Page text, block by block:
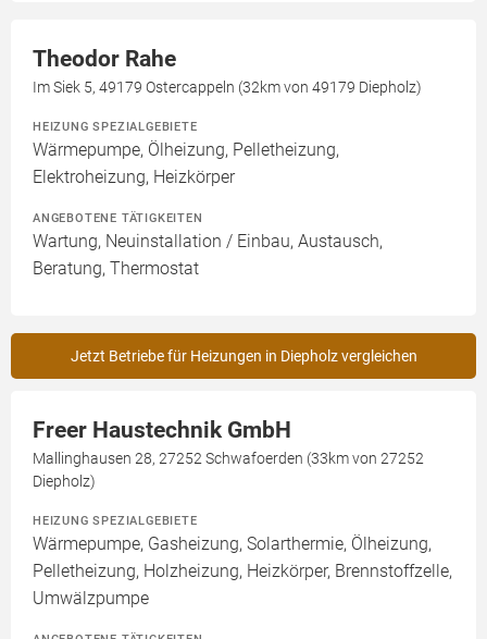
Theodor Rahe
Im Siek 5, 49179 Ostercappeln (32km von 49179 Diepholz)
HEIZUNG SPEZIALGEBIETE
Wärmepumpe, Ölheizung, Pelletheizung,
Elektroheizung, Heizkörper
ANGEBOTENE TÄTIGKEITEN
Wartung, Neuinstallation / Einbau, Austausch,
Beratung, Thermostat
Jetzt Betriebe für Heizungen in Diepholz vergleichen
Freer Haustechnik GmbH
Mallinghausen 28, 27252 Schwafoerden (33km von 27252
Diepholz)
HEIZUNG SPEZIALGEBIETE
Wärmepumpe, Gasheizung, Solarthermie, Ölheizung,
Pelletheizung, Holzheizung, Heizkörper, Brennstoffzelle,
Umwälzpumpe